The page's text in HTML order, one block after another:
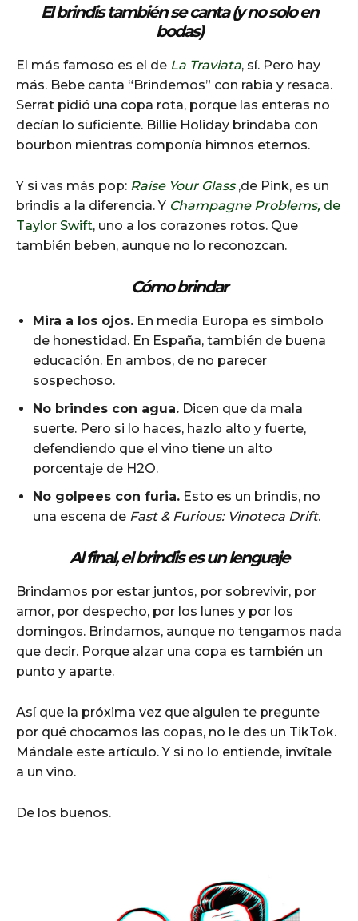
El brindis también se canta (y no solo en
bodas)
El más famoso es el de La Traviata, sí. Pero hay
más. Bebe canta “Brindemos” con rabia y resaca.
Serrat pidió una copa rota, porque las enteras no
decían lo suficiente. Billie Holiday brindaba con
bourbon mientras componía himnos eternos.
Y si vas más pop: Raise Your Glass,de Pink, es un
brindis a la diferencia. Y Champagne Problems, de
Taylor Swift, uno a los corazones rotos. Que
también beben, aunque no lo reconozcan.
Cómo brindar
Mira a los ojos. En media Europa es símbolo
de honestidad. En España, también de buena
educación. En ambos, de no parecer
sospechoso.
No brindes con agua. Dicen que da mala
suerte. Pero si lo haces, hazlo alto y fuerte,
defendiendo que el vino tiene un alto
porcentaje de H2O.
No golpees con furia. Esto es un brindis, no
una escena de Fast & Furious: Vinoteca Drift.
Al final, el brindis es un lenguaje
Brindamos por estar juntos, por sobrevivir, por
amor, por despecho, por los lunes y por los
domingos. Brindamos, aunque no tengamos nada
que decir. Porque alzar una copa es también un
punto y aparte.
Así que la próxima vez que alguien te pregunte
por qué chocamos las copas, no le des un TikTok.
Mándale este artículo. Y si no lo entiende, invítale
a un vino.
De los buenos.